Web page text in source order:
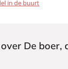
in de buurt
over De boer,